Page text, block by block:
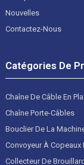
Nouvelles
Contactez-Nous
Catégories De
Chaîne De Câble En
Chaîne Porte-Câbles
Bouclier De La
Convoyeur À
Collecteur De